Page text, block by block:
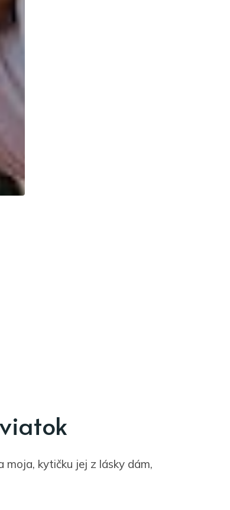
moja, kytičku jej z lásky dám,